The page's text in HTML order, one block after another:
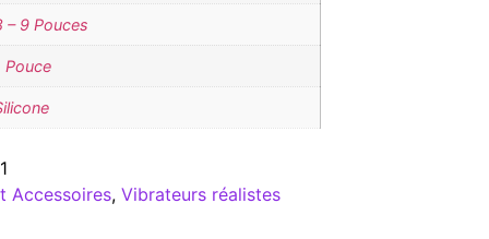
– 9 Pouces
Pouce
Accessoires, Vibrateurs réalistes